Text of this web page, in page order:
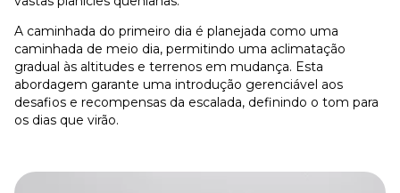
A caminhada do primeiro dia é planejada como uma
caminhada de meio dia, permitindo uma aclimatação
gradual às altitudes e terrenos em mudança. Esta
abordagem garante uma introdução gerenciável aos
desafios e recompensas da escalada, definindo o tom para
os dias que virão.